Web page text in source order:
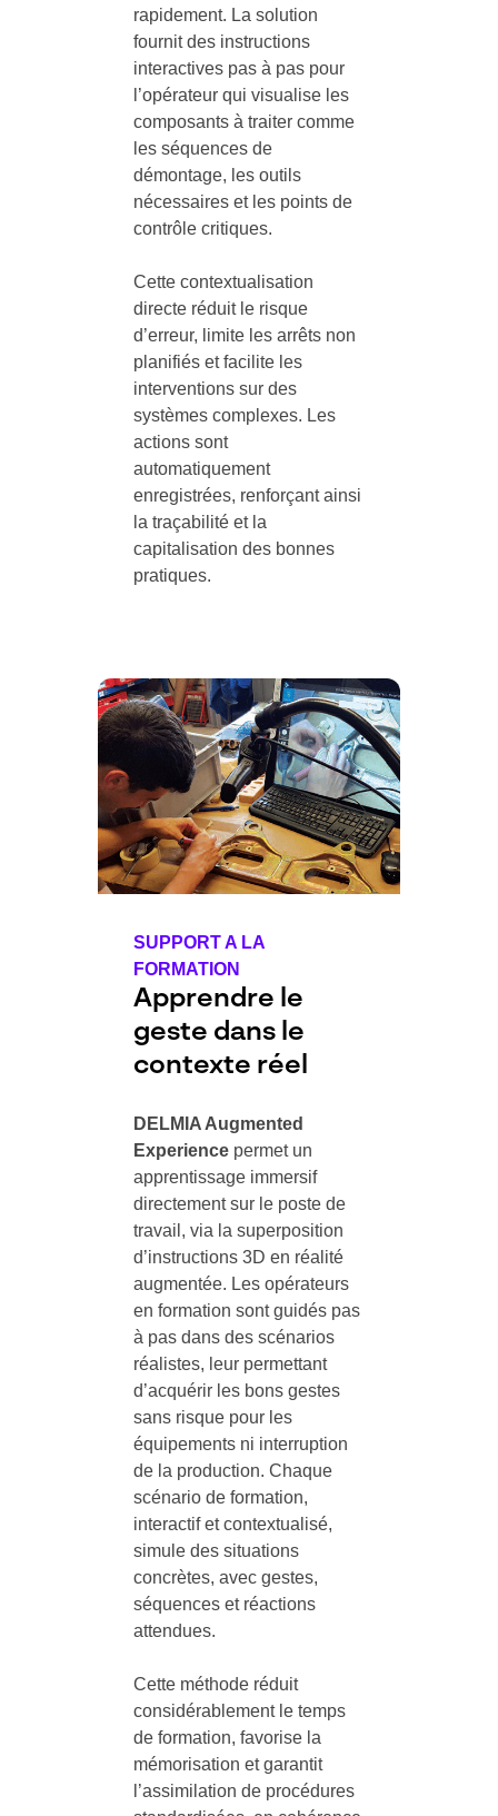
rapidement. La solution
fournit des instructions
interactives pas à pas pour
l’opérateur qui visualise les
composants à traiter comme
les séquences de
démontage, les outils
nécessaires et les points de
contrôle critiques.
Cette contextualisation
directe réduit le risque
d’erreur, limite les arrêts non
planifiés et facilite les
interventions sur des
systèmes complexes. Les
actions sont
automatiquement
enregistrées, renforçant ainsi
la traçabilité et la
capitalisation des bonnes
pratiques.
SUPPORT A LA
FORMATION
Apprendre le
geste dans le
contexte réel
DELMIA Augmented
Experience permet un
apprentissage immersif
directement sur le poste de
travail, via la superposition
d’instructions 3D en réalité
augmentée. Les opérateurs
en formation sont guidés pas
à pas dans des scénarios
réalistes, leur permettant
d’acquérir les bons gestes
sans risque pour les
équipements ni interruption
de la production. Chaque
scénario de formation,
interactif et contextualisé,
simule des situations
concrètes, avec gestes,
séquences et réactions
attendues.
Cette méthode réduit
considérablement le temps
de formation, favorise la
mémorisation et garantit
l’assimilation de procédures